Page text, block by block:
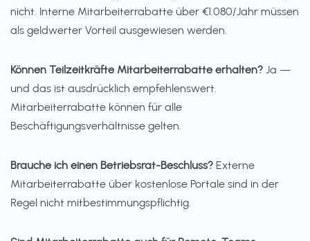
nicht. Interne Mitarbeiterrabatte über €1.080/Jahr müssen
als geldwerter Vorteil ausgewiesen werden.
Können Teilzeitkräfte Mitarbeiterrabatte erhalten? Ja —
und das ist ausdrücklich empfehlenswert.
Mitarbeiterrabatte können für alle
Beschäftigungsverhältnisse gelten.
Brauche ich einen Betriebsrat-Beschluss? Externe
Mitarbeiterrabatte über kostenlose Portale sind in der
Regel nicht mitbestimmungspflichtig.